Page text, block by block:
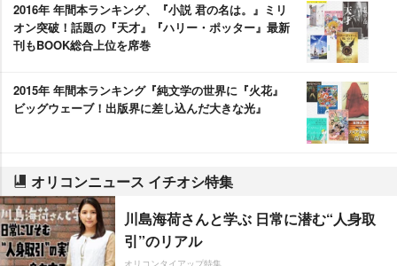
2016年 年間本ランキング、『小説 君の名は。』ミリ
オン突破！話題の『天才』『ハリー・ポッター』最新
刊もBOOK総合上位を席巻
2015年 年間本ランキング『純文学の世界に『火花』
ビッグウェーブ！出版界に差し込んだ大きな光』
オリコンニュース イチオシ特集
川島海荷さんと学ぶ 日常に潜む“人身取
引”のリアル
オリコンタイアップ特集